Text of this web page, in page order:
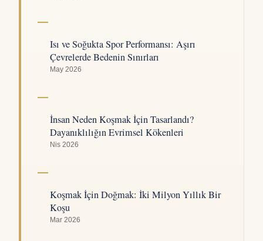
Isı ve Soğukta Spor Performansı: Aşırı
Çevrelerde Bedenin Sınırları
May 2026
İnsan Neden Koşmak İçin Tasarlandı?
Dayanıklılığın Evrimsel Kökenleri
Nis 2026
Koşmak İçin Doğmak: İki Milyon Yıllık Bir
Koşu
Mar 2026